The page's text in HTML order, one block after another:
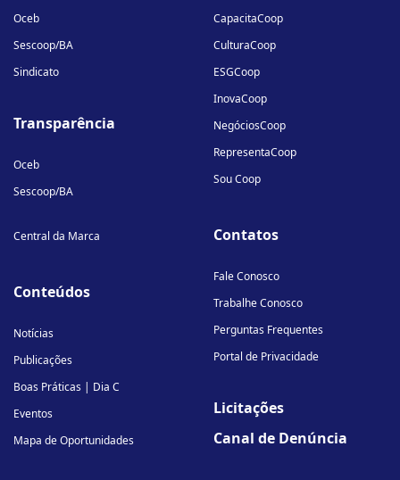
Oceb
Sescoop/BA
Sindicato
Transparência
Oceb
Sescoop/BA
Central da Marca
Conteúdos
Notícias
Publicações
Boas Práticas | Dia C
Eventos
Mapa de Oportunidades
CapacitaCoop
CulturaCoop
ESGCoop
InovaCoop
NegóciosCoop
RepresentaCoop
Sou Coop
Contatos
Fale Conosco
Trabalhe Conosco
Perguntas Frequentes
Portal de Privacidade
Licitações
Canal de Denúncia